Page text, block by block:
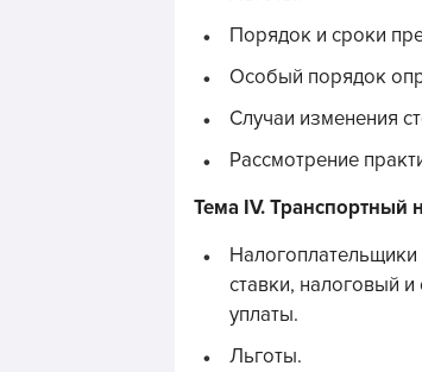
Порядок и сроки
Особый порядок
Случаи изменения
Рассмотрение
Тема IV. Транспортный
ставки, налоговый
уплаты.
Льготы.